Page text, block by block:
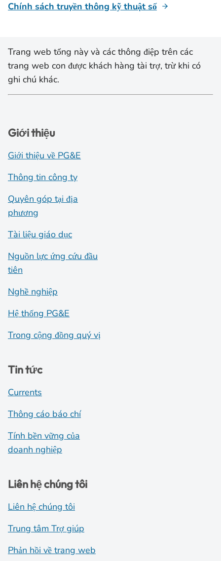
Chính sách truyền thông kỹ thuật số
Trang web tổng này và các thông điệp trên các
trang web con được khách hàng tài trợ, trừ khi có
ghi chú khác.
Giới thiệu
Giới thiệu về PG&E
Thông tin công ty
Quyên góp tại địa
phương
Tài liệu giáo dục
Nguồn lực ứng cứu đầu
tiên
Nghề nghiệp
Hệ thống PG&E
Trong cộng đồng quý vị
Tin tức
Currents
Thông cáo báo chí
Tính bền vững của
doanh nghiệp
Liên hệ chúng tôi
Liên hệ chúng tôi
Trung tâm Trợ giúp
Phản hồi về trang web